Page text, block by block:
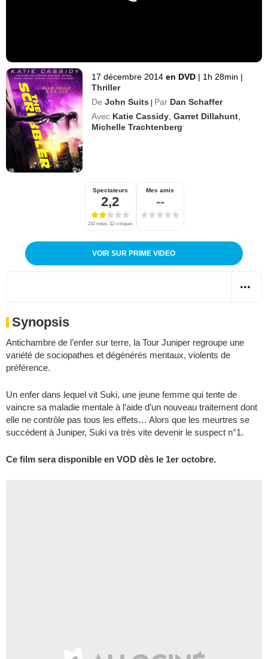
17 décembre 2014 en DVD | 1h 28min |
Thriller
De John Suits | Par Dan Schaffer
Avec Katie Cassidy ,Garret Dillahunt
Michelle Trachtenberg
Spectateurs
2,2
232 notes, 32 critiques
Mes amis
--
VOIR SUR PRIME VIDEO
Synopsis
Antichambre de l’enfer sur terre, la Tour Juniper regroupe une
variété de sociopathes et dégénérés mentaux, violents de
préférence.
Un enfer dans lequel vit Suki, une jeune femme qui tente de
vaincre sa maladie mentale à l’aide d’un nouveau traitement dont
elle ne contrôle pas tous les effets… Alors que les meurtres se
succèdent à Juniper, Suki va très vite devenir le suspect n°1.
Ce film sera disponible en VOD dès le 1er octobre.